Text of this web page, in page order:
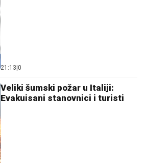
21:13 0
Veliki šumski požar u Italiji:
Evakuisani stanovnici i turisti